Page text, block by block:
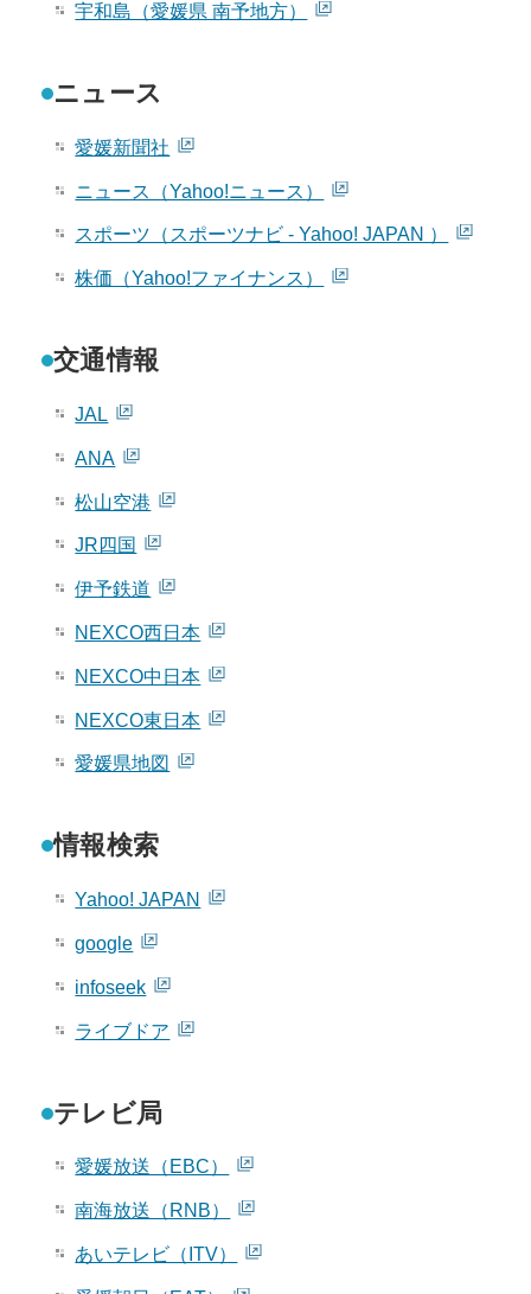
宇和島（愛媛県 南予地方）
ニュース
愛媛新聞社
ニュース（Yahoo!ニュース）
スポーツ（スポーツナビ - Yahoo! JAPAN ）
株価（Yahoo!ファイナンス）
交通情報
JAL
ANA
松山空港
JR四国
伊予鉄道
NEXCO西日本
NEXCO中日本
NEXCO東日本
愛媛県地図
情報検索
Yahoo! JAPAN
google
infoseek
ライブドア
テレビ局
愛媛放送（EBC）
南海放送（RNB）
あいテレビ（ITV）